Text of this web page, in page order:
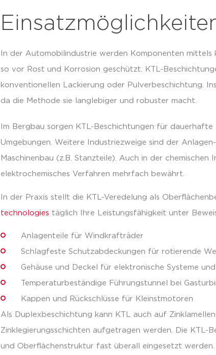
In der Automobilindustrie werden Komponenten
so vor Rost und Korrosion geschützt. KTL-
konventionellen Lackierung oder Pulverbeschichtung.
da die Methode sie langlebiger und robuster macht.
Im Bergbau sorgen KTL-Beschichtungen für
Umgebungen. Weitere Industriezweige sind der
Maschinenbau (z.B. Stanzteile). Auch in der
elektrochemisches Verfahren mehrfach bewährt.
In der Praxis stellt die KTL-Veredelung als
technologies täglich Ihre Leistungsfähigkeit unter
Anlagenteile für Windkrafträder
Schlagfeste Schutzabdeckungen für rotierende
Gehäuse und Deckel für elektronische Systeme
Temperaturbeständige Führungstunnel bei
Kappen und Rückschlüsse für Kleinstmotoren
Als Duplexbeschichtung kann KTL auch auf
Zinklegierungsschichten aufgetragen werden. Die KTL-
und Oberflächenstruktur fast überall eingesetzt werden.